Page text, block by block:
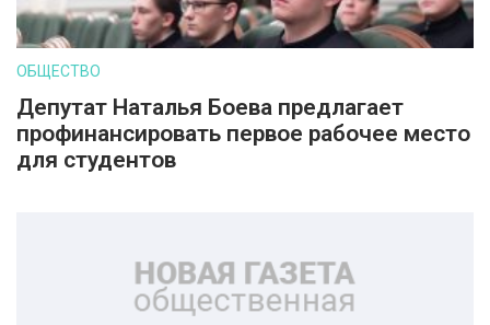
ОБЩЕСТВО
Депутат Наталья Боева предлагает
профинансировать первое рабочее место
для студентов